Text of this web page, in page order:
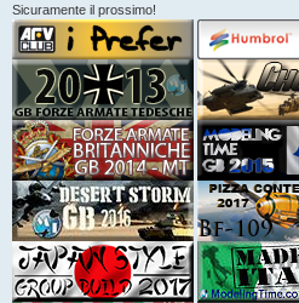
Sicuramente il prossimo!